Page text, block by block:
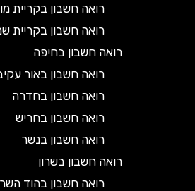
רואה חשבון בקריית מוצקין
רואה חשבון בקריית שמונה
רואה חשבון בחיפה
רואה חשבון באור עקיבא
רואה חשבון בחדרה
רואה חשבון בחריש
רואה חשבון בנשר
רואה חשבון בשרון
רואה חשבון בהוד השרון